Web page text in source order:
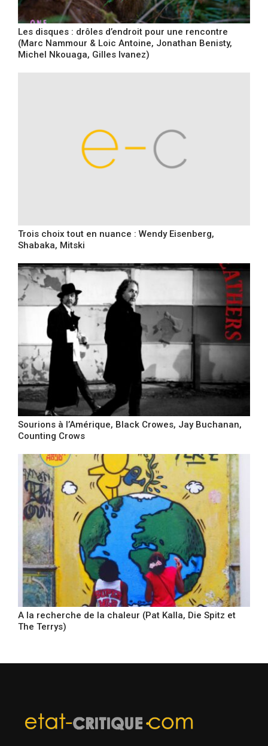
Les disques : drôles d’endroit pour une rencontre
(Marc Nammour & Loic Antoine, Jonathan Benisty,
Michel Nkouaga, Gilles Ivanez)
Trois choix tout en nuance : Wendy Eisenberg,
Shabaka, Mitski
Sourions à l’Amérique, Black Crowes, Jay Buchanan,
Counting Crows
A la recherche de la chaleur (Pat Kalla, Die Spitz et
The Terrys)